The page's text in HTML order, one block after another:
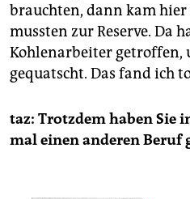
brauchten, dann kam
mussten zur Reserve. Da
Kohlenarbeiter getroffen,
gequatscht. Das fand ich
taz: Trotzdem haben Sie
mal einen anderen Beruf